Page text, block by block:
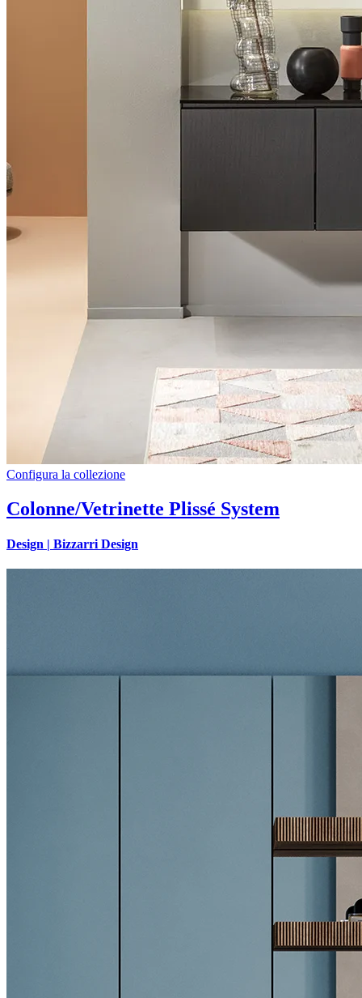
Configura la collezione
Colonne/Vetrinette Plissé System
Design | Bizzarri Design